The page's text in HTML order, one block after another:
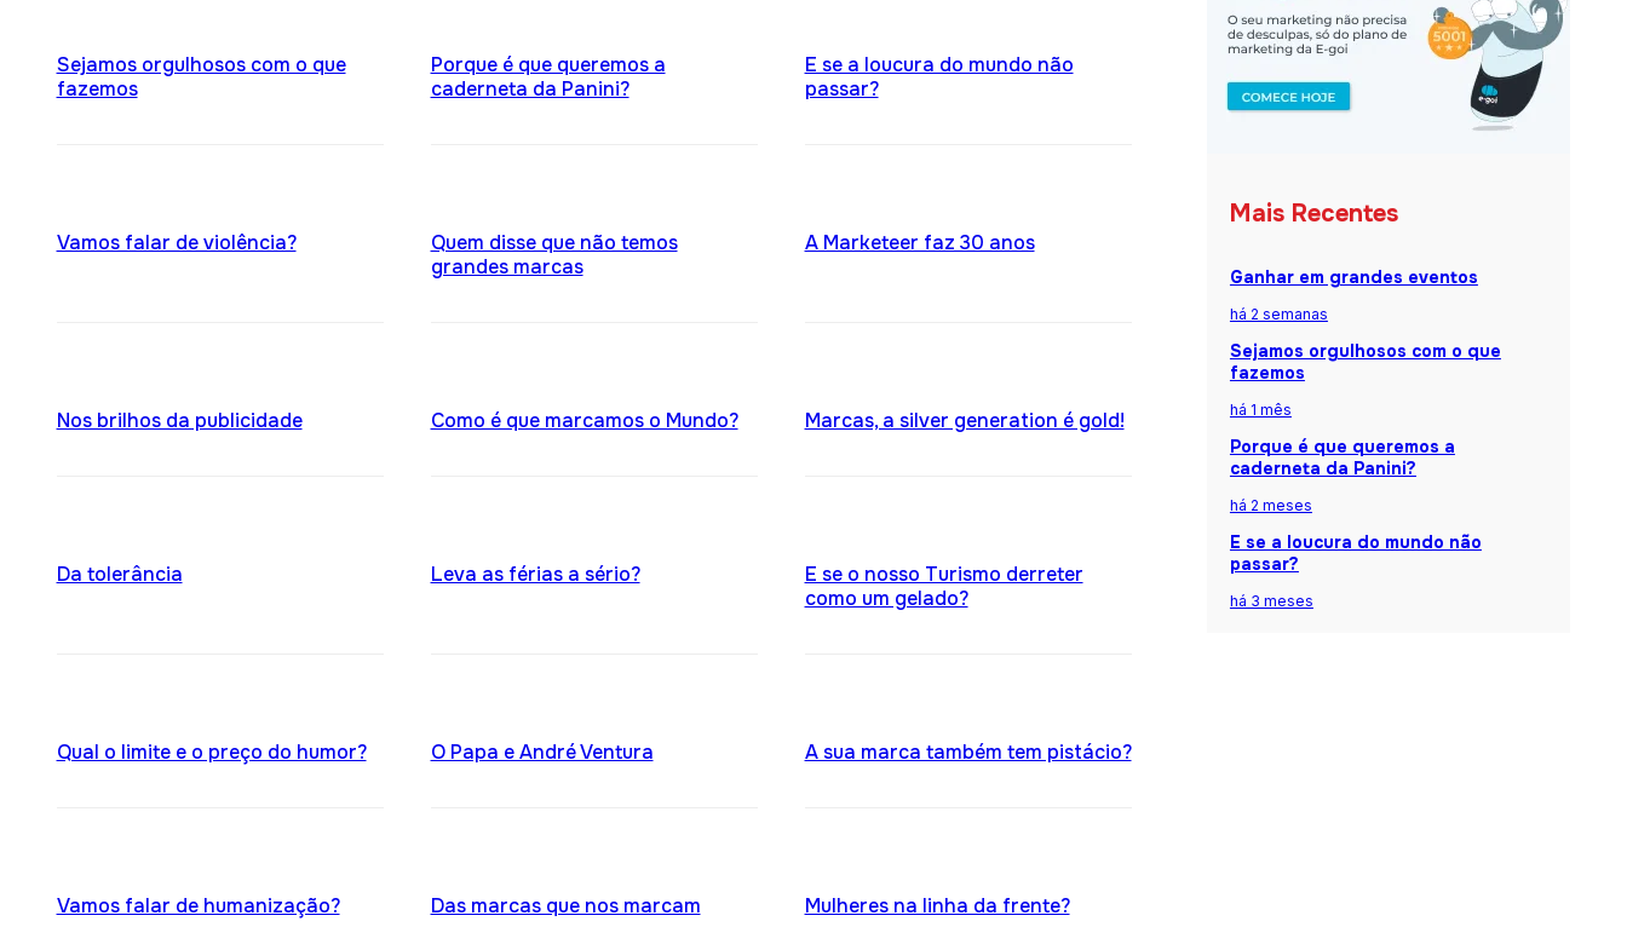
Sejamos orgulhosos com o que
fazemos
Porque é que queremos a
caderneta da Panini?
E se a loucura do mundo não
passar?
Vamos falar de violência?
Quem disse que não temos
grandes marcas
A Marketeer faz 30 anos
Nos brilhos da publicidade Como é que marcamos o Mundo? Marcas, a silver generation é gold!
Da tolerância Leva as férias a sério?
E se o nosso Turismo derreter
como um gelado?
Qual o limite e o preço do humor? O Papa e André Ventura A sua marca também tem pistácio?
Vamos falar de humanização? Das marcas que nos marcam Mulheres na linha da frente?
Mais Recentes
Ganhar em grandes eventos
há 2 semanas
Sejamos orgulhosos com o que
fazemos
há 1 mês
Porque é que queremos a
caderneta da Panini?
há 2 meses
E se a loucura do mundo não
passar?
há 3 meses